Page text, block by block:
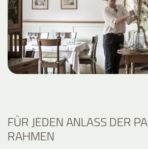
FÜR JEDEN ANLASS DER
RAHMEN